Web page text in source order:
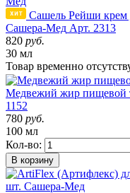
Сашель Рейши
Сашера-Мед Арт. 2313
820 руб.
30 мл
Товар временно
Медвежий жир пищевой
1152
780 руб.
100 мл
Кол-во:
В корзину